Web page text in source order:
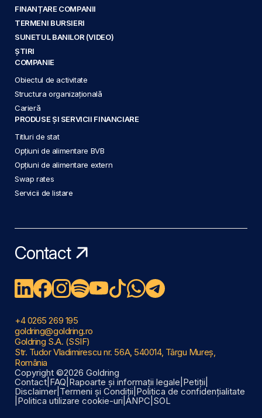
FINANȚARE COMPANII
TERMENI BURSIERI
SUNETUL BANILOR (VIDEO)
ȘTIRI
COMPANIE
Obiectul de activitate
Structura organizațională
Carieră
PRODUSE ȘI SERVICII FINANCIARE
Titluri de stat
Opțiuni de alimentare BVB
Opțiuni de alimentare extern
Swap rates
Servicii de listare
Contact
+4 0265 269 195
goldring@goldring.ro
Goldring S.A. (SSIF)
Str. Tudor Vladimirescu nr. 56A, 540014, Târgu Mureș,
România
Copyright ©2026 Goldring
Contact FAQ Rapoarte și informații legale Petiții
Disclaimer Termeni și Condiții Politica de confidențialitate
Politica utilizare cookie-uri ANPC SOL